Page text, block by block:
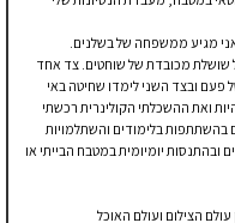
מגיע ממשפחה של בשלנים.
מכובדת של שוחטים. צד אחד
פעם ובצד השני לימדו שחיטה באי
ואת ההשכלתי הקולינרית רכשתי
בהשתתפות בלימודים והשתלמויות
ובהתנסות יומיומית במטבח הבייתי או
הצילום ועולם האוכל